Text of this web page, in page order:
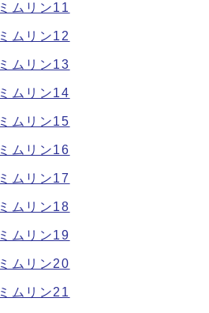
ミムリン11
ミムリン12
ミムリン13
ミムリン14
ミムリン15
ミムリン16
ミムリン17
ミムリン18
ミムリン19
ミムリン20
ミムリン21